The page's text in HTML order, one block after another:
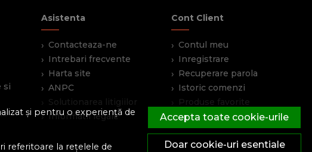
și pentru o experiență de
referitoare la rețelele de
Accepta toate cookie-urile
Doar cookie-uri esentiale
si
Asistenta
Contacteaza-ne
Intrebari frecvente
Harta site
ANPC
Solutionarea litigiilor
Informatii legale
Cont Client
Contul meu
Inregistrare
Recuperare parola
Istoric comenzi
Produse favorite
Devino partener